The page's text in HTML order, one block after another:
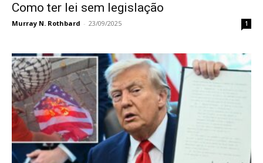
Como ter lei sem legislação
Murray N. Rothbard - 23/09/2025 1